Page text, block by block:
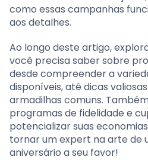
como essas campanhas
aos detalhes.
Ao longo deste artigo,
você precisa saber sobre
desde compreender a
disponíveis, até dicas
armadilhas comuns.
programas de fidelidade e
potencializar suas
tornar um expert na arte de
aniversário a seu favor!